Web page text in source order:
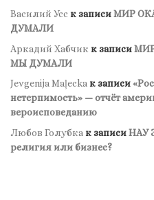
Василий Усс к записиМИР
ДУМАЛИ
Аркадий Хабчик к записи
МЫ ДУМАЛИ
Jevgenija Maļeckaк записи
нетерпимость» — отчёт
вероисповеданию
Любов Голубка к записиНАУ
религия или бизнес?